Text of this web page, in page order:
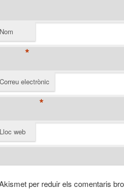
Nom
*
Correu electrònic
*
Lloc web
per reduir els comentaris